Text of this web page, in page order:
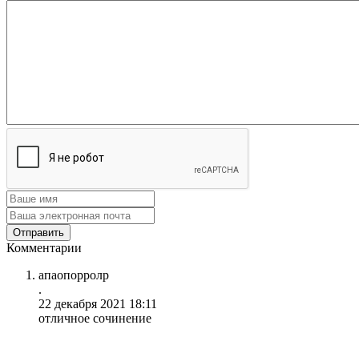
Комментарии
апаопорролр
.
22 декабря 2021 18:11
отличное сочинение